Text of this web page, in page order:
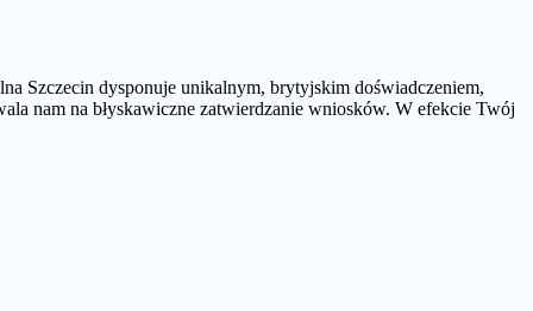
Szczecin dysponuje unikalnym, brytyjskim doświadczeniem,
nam na błyskawiczne zatwierdzanie wniosków. W efekcie Twój